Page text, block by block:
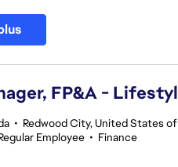
FP&A -
• Redwood City, United States
Employee • Finance